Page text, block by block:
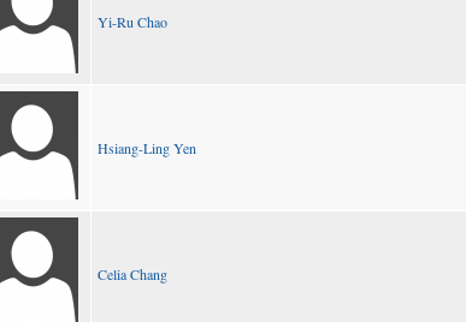
Yi-Ru Chao
Hsiang-Ling Yen
Celia Chang